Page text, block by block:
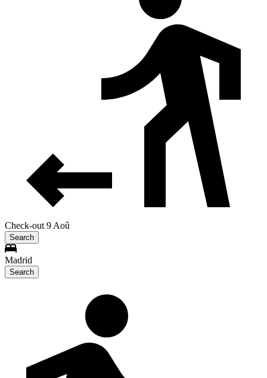
Check-out 9 Aoû
Search
Madrid
Search